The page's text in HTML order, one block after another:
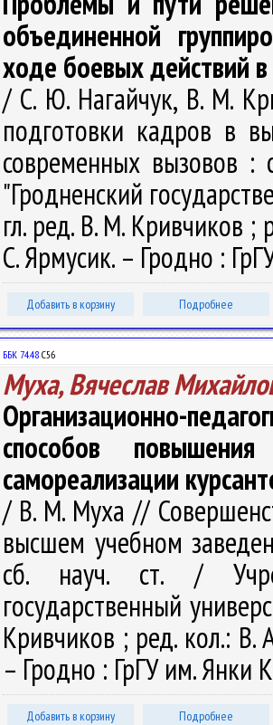
объединенной
ходе боевых действий
/ С. Ю. Нагайчук, В. М.
подготовки кадров в
современных вызовов :
"Гродненский
гл. ред. В. М. Кривчиков ;
С. Ярмусик. – Гродно :
Добавить в корзину Подробнее
ББК 74.48 С56
Муха, Вячеслав
Организационно-
способов повышения
самореализации
/ В. М. Муха //
высшем учебном
сб. науч. ст. /
государственный
Кривчиков ; ред. кол.: В.
– Гродно : ГрГУ им. Янки
Добавить в корзину Подробнее